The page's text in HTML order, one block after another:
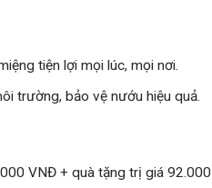
tiện lợi mọi lúc, mọi nơi.
trường, bảo vệ nướu hiệu quả.
VNĐ + quà tặng trị giá